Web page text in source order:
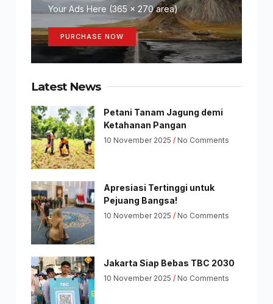
Your Ads Here (365 x 270 area)
PURCHASE NOW
Latest News
Petani Tanam Jagung demi
Ketahanan Pangan
10 November 2025 No Comments
Apresiasi Tertinggi untuk
Pejuang Bangsa!
10 November 2025 No Comments
Jakarta Siap Bebas TBC 2030
10 November 2025 No Comments